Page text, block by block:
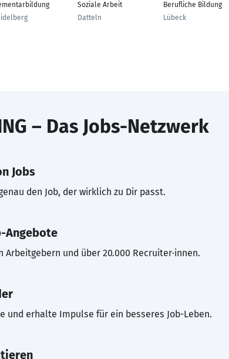
Soziale Arbeit
Datteln
Berufliche Bildung
Lübeck
– Das Jobs-Netzwerk
Jobs
den Job, der wirklich zu Dir passt.
Angebote
Arbeitgebern und über 20.000 Recruiter·innen.
und erhalte Impulse für ein besseres Job-Leben.